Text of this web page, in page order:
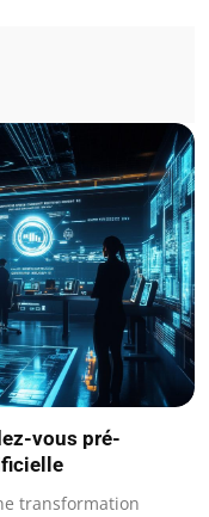
vous pré-
transformation